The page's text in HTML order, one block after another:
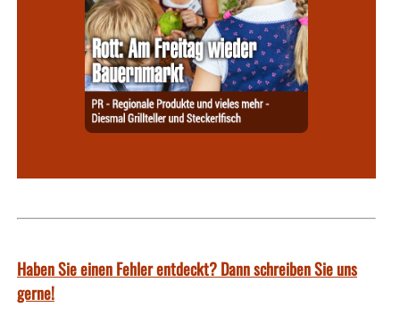
Haben Sie einen Fehler entdeckt? Dann schreiben Sie uns
gerne!